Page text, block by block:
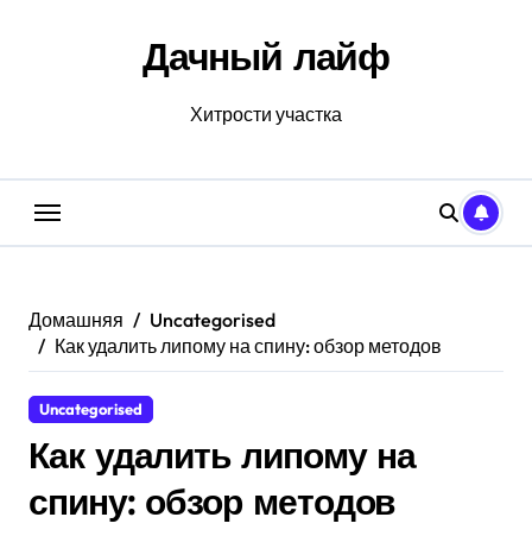
Дачный лайф
Хитрости участка
Домашняя
Uncategorised
Как удалить липому на спину: обзор методов
Uncategorised
Как удалить липому на
спину: обзор методов